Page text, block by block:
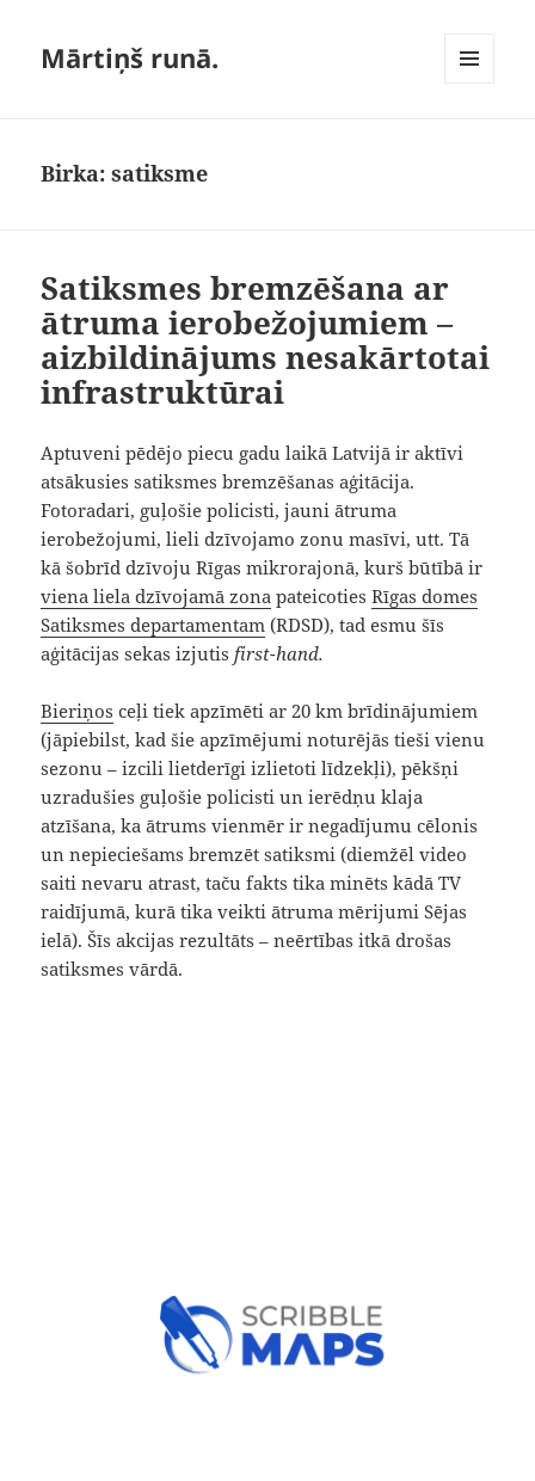
Mārtiņš runā.
Birka:satiksme
Satiksmes bremzēšana ar
ātruma ierobežojumiem –
aizbildinājums nesakārtotai
infrastruktūrai
Aptuveni pēdējo piecu gadu laikā Latvijā ir aktīvi
atsākusies satiksmes bremzēšanas aģitācija.
Fotoradari, guļošie policisti, jauni ātruma
ierobežojumi, lieli dzīvojamo zonu masīvi, utt. Tā
kā šobrīd dzīvoju Rīgas mikrorajonā, kurš būtībā ir
viena liela dzīvojamā zona pateicotiesRīgas domes
Satiksmes departamentam (RDSD), tad esmu šīs
aģitācijas sekas izjutisfirst-hand.
Bieriņos ceļi tiek apzīmēti ar 20 km brīdinājumiem
(jāpiebilst, kad šie apzīmējumi noturējās tieši vienu
sezonu – izcili lietderīgi izlietoti līdzekļi), pēkšņi
uzradušies guļošie policisti un ierēdņu klaja
atzīšana, ka ātrums vienmēr ir negadījumu cēlonis
un nepieciešams bremzēt satiksmi (diemžēl video
saiti nevaru atrast, taču fakts tika minēts kādā TV
raidījumā, kurā tika veikti ātruma mērijumi Sējas
ielā). Šīs akcijas rezultāts – neērtības itkā drošas
satiksmes vārdā.